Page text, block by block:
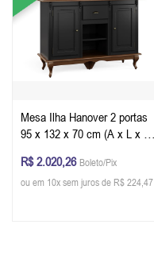
Mesa Ilha Hanover 2 portas
95 x 132 x 70 cm (A x L x P)
R$ 2.020,26 Boleto/Pix
ou em 10x sem juros de R$ 224,47